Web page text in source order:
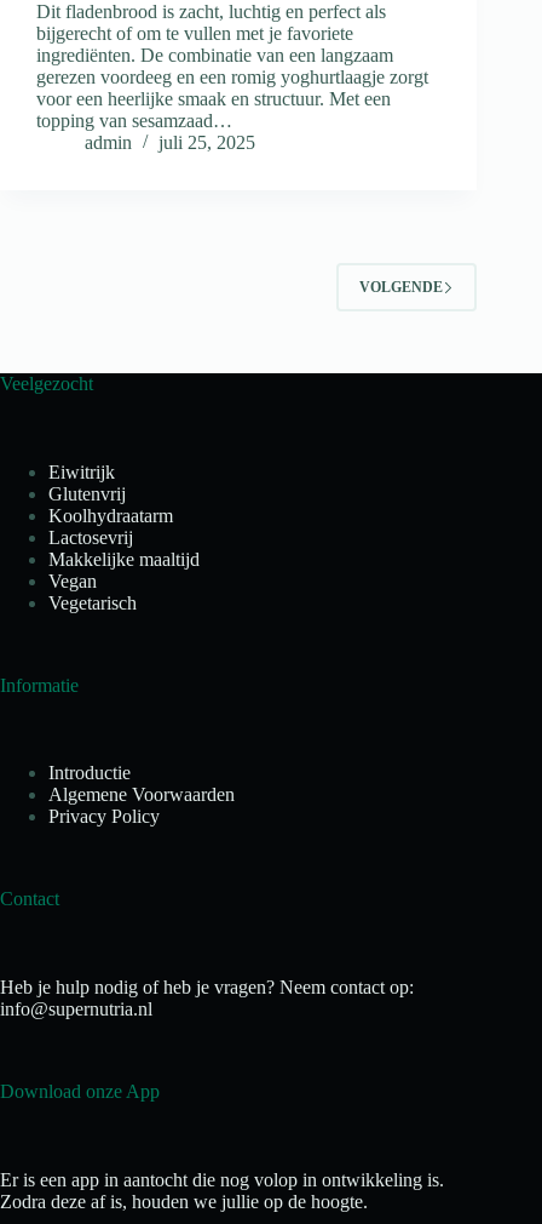
Dit fladenbrood is zacht, luchtig en perfect als
bijgerecht of om te vullen met je favoriete
ingrediënten. De combinatie van een langzaam
gerezen voordeeg en een romig yoghurtlaagje zorgt
voor een heerlijke smaak en structuur. Met een
topping van sesamzaad…
admin
juli 25, 2025
VOLGENDE
Veelgezocht
Eiwitrijk
Glutenvrij
Koolhydraatarm
Lactosevrij
Makkelijke maaltijd
Vegan
Vegetarisch
Informatie
Introductie
Algemene Voorwaarden
Privacy Policy
Contact
Heb je hulp nodig of heb je vragen? Neem contact op:
info@supernutria.nl
Download onze App
Er is een app in aantocht die nog volop in ontwikkeling is.
Zodra deze af is, houden we jullie op de hoogte.